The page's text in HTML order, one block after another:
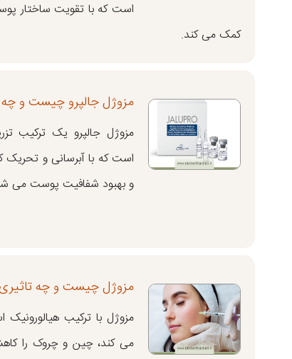
است که با تقویت ساختار
کمک می کند.
مزوژل جالپرو چیست و چه
مزوژل جالپرو یک ترکیب
است که با آبرسانی و
و بهبود شفافیت پوست می
مزوژل چیست و چه
مزوژل با ترکیب
می کند، چین و چروک را